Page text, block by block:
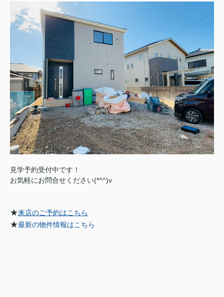
見学予約受付中です！
お気軽にお問合せください(*^^)v
★来店のご予約はこちら
★最新の物件情報はこちら